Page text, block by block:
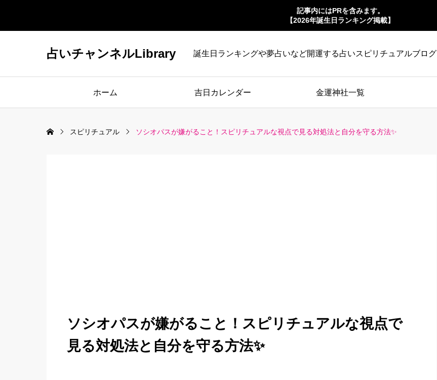
記事内にはPRを含みます。
【2026年誕生日ランキング掲載】
占いチャンネルLibrary 誕生日ランキングや夢占いなど開運する占いスピリチュアルブログ
ホーム 吉日カレンダー 金運神社一覧
スピリチュアル ソシオパスが嫌がること！スピリチュアルな視点で見る対処法と自分を守る方法✨
ソシオパスが嫌がること！スピリチュアルな視点で
見る対処法と自分を守る方法✨